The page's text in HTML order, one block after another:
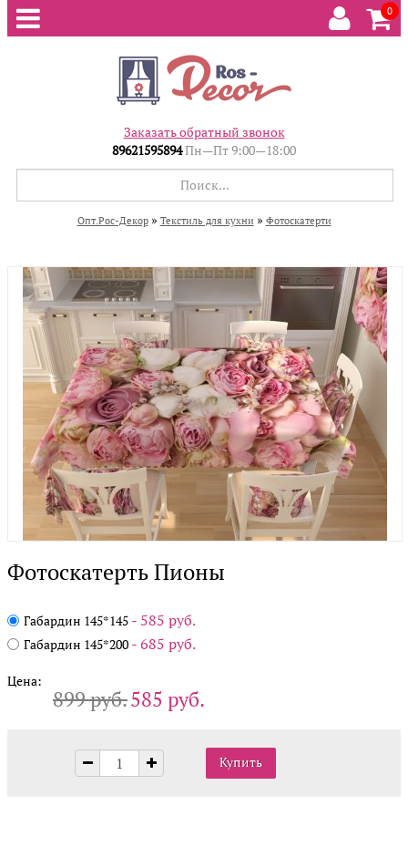
0
Заказать обратный звонок
89621595894Пн—Пт 9:00—18:00
Опт.Рос-Декор » Текстиль для кухни » Фотоскатерти
Фотоскатерть Пионы
Габардин 145*145 - 585 руб.
Габардин 145*200 - 685 руб.
Цена:
899 руб.585 руб.